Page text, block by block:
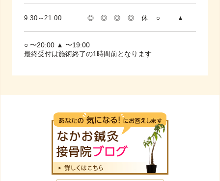
9:30～21:00 ◎ ◎ ◎ ◎ 休 ○ ▲
○ 〜20:00 ▲ 〜19:00
最終受付は施術終了の1時間前となります